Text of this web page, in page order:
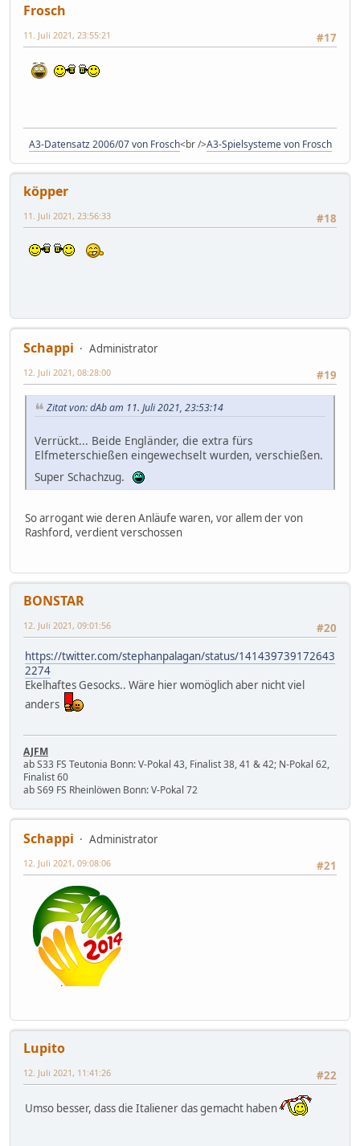
Frosch
#17
11. Juli 2021, 23:55:21
A3-Datensatz 2006/07 von Frosch<br />A3-Spielsysteme von Frosch
köpper
#18
11. Juli 2021, 23:56:33
Schappi
Administrator
#19
12. Juli 2021, 08:28:00
Zitat von: dAb am 11. Juli 2021, 23:53:14
Verrückt... Beide Engländer, die extra fürs
Elfmeterschießen eingewechselt wurden, verschießen.
Super Schachzug.
So arrogant wie deren Anläufe waren, vor allem der von
Rashford, verdient verschossen
BONSTAR
#20
12. Juli 2021, 09:01:56
https://twitter.com/stephanpalagan/status/141439739172643
2274
Ekelhaftes Gesocks.. Wäre hier womöglich aber nicht viel
anders
AJFM
ab S33 FS Teutonia Bonn: V-Pokal 43, Finalist 38, 41 & 42; N-Pokal 62,
Finalist 60
ab S69 FS Rheinlöwen Bonn: V-Pokal 72
Schappi
Administrator
#21
12. Juli 2021, 09:08:06
Lupito
#22
12. Juli 2021, 11:41:26
Umso besser, dass die Italiener das gemacht haben